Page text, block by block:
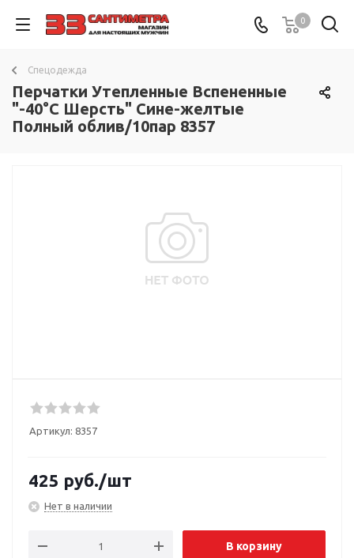
0
Спецодежда
Перчатки Утепленные Вспененные
"-40°С Шерсть" Сине-желтые
Полный облив/10пар 8357
Артикул: 8357
425 руб./шт
Нет в наличии
В корзину